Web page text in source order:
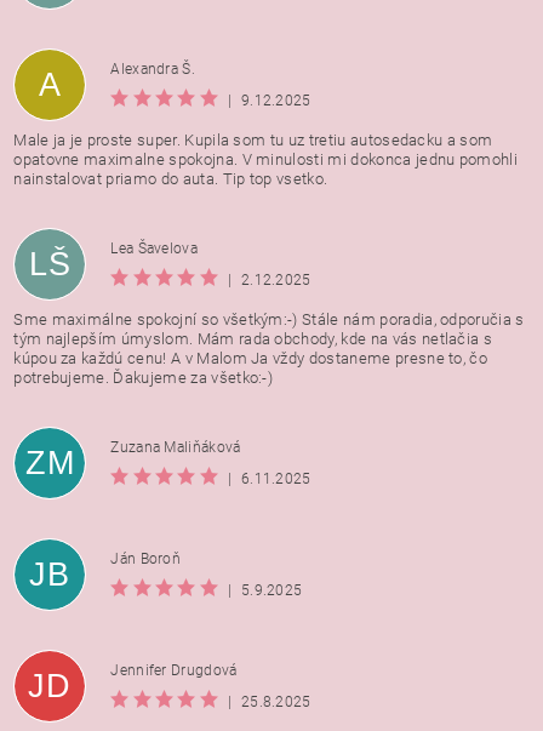
A
Alexandra Š.
9.12.2025
Male ja je proste super. Kupila som tu uz tretiu autosedacku a som
opatovne maximalne spokojna. V minulosti mi dokonca jednu pomohli
nainstalovat priamo do auta. Tip top vsetko.
LŠ
Lea Šavelova
2.12.2025
Sme maximálne spokojní so všetkým:-) Stále nám poradia, odporučia s
tým najlepším úmyslom. Mám rada obchody, kde na vás netlačia s
kúpou za každú cenu! A v Malom Ja vždy dostaneme presne to, čo
potrebujeme. Ďakujeme za všetko:-)
ZM
Zuzana Maliňáková
6.11.2025
JB
Ján Boroň
5.9.2025
JD
Jennifer Drugdová
25.8.2025